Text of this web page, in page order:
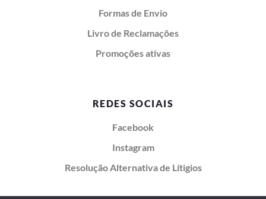
Formas de Envio
Livro de Reclamações
Promoções ativas
REDES SOCIAIS
Facebook
Instagram
Resolução Alternativa de Lítigios